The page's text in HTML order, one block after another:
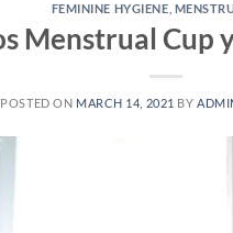
FEMININE HYGIENE
Menstrual Cup
POSTED ON MARCH 14, 2021 BY